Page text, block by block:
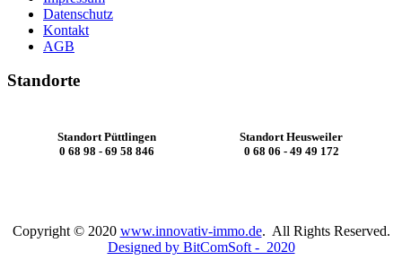
Datenschutz
Kontakt
AGB
Standorte
Standort Püttlingen
0 68 98 - 69 58 846
Standort Heusweiler
0 68 06 - 49 49 172
Copyright © 2020 www.innovativ-immo.de. All Rights Reserved.
Designed by BitComSoft - 2020